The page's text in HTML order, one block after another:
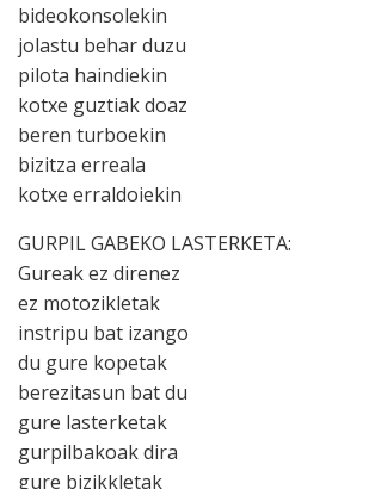
bideokonsolekin
jolastu behar duzu
pilota haindiekin
kotxe guztiak doaz
beren turboekin
bizitza erreala
kotxe erraldoiekin
GURPIL GABEKO LASTERKETA:
Gureak ez direnez
ez motozikletak
instripu bat izango
du gure kopetak
berezitasun bat du
gure lasterketak
gurpilbakoak dira
gure bizikkletak